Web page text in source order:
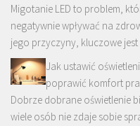
Migotanie LED to problem,
negatywnie wpływać na
jego przyczyny, kluczowe
Jak ustawić
poprawić komfort
Dobrze dobrane oświetlenie
wiele osób nie zdaje sobie